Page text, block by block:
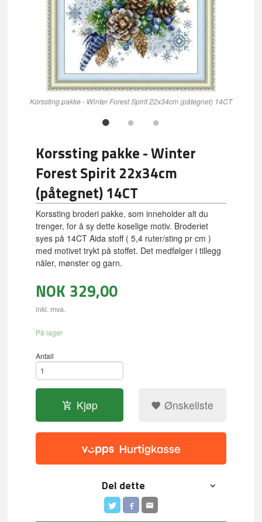
Korssting pakke - Winter Forest Spirit 22x34cm (påtegnet) 14CT
Korssting pakke - Winter
Forest Spirit 22x34cm
(påtegnet) 14CT
Korssting broderi pakke, som inneholder alt du
trenger, for å sy dette koselige motiv. Broderiet
syes på 14CT Aida stoff ( 5,4 ruter/sting pr cm )
med motivet trykt på stoffet. Det medfølger i tillegg
nåler, mønster og garn.
NOK 329,00
inkl. mva.
På lager
Antall
Kjøp Ønskeliste
Del dette